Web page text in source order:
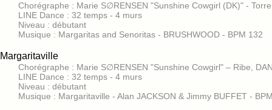
Chorégraphe : Marie S∅RENSEN "Sunshine Cowgirl (DK)" -
LINE Dance : 32 temps - 4 murs
Niveau : débutant
Musique : Margaritas and Senoritas - BRUSHWOOD - BPM 132
Margaritaville
Chorégraphe : Marie S∅RENSEN "Sunshine Cowgirl" – Ribe,
LINE Dance : 32 temps - 4 murs
Niveau : débutant
Musique : Margaritaville - Alan JACKSON & Jimmy BUFFET -